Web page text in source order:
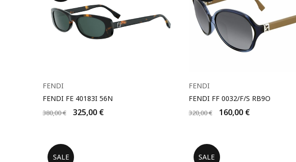
FENDI
FENDI FE 40183I 56N
380,00€ 325,00 €
FENDI
FENDI FF 0032/F/S RB9O
320,00€ 160,00 €
SALE SALE